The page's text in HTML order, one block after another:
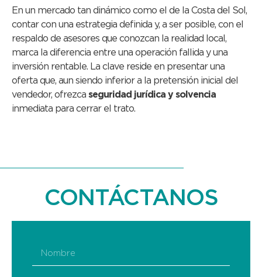
En un mercado tan dinámico como el de la Costa del Sol,
contar con una estrategia definida y, a ser posible, con el
respaldo de asesores que conozcan la realidad local,
marca la diferencia entre una operación fallida y una
inversión rentable. La clave reside en presentar una
oferta que, aun siendo inferior a la pretensión inicial del
vendedor, ofrezca seguridad jurídica y solvencia
inmediata para cerrar el trato.
CONTÁCTANOS